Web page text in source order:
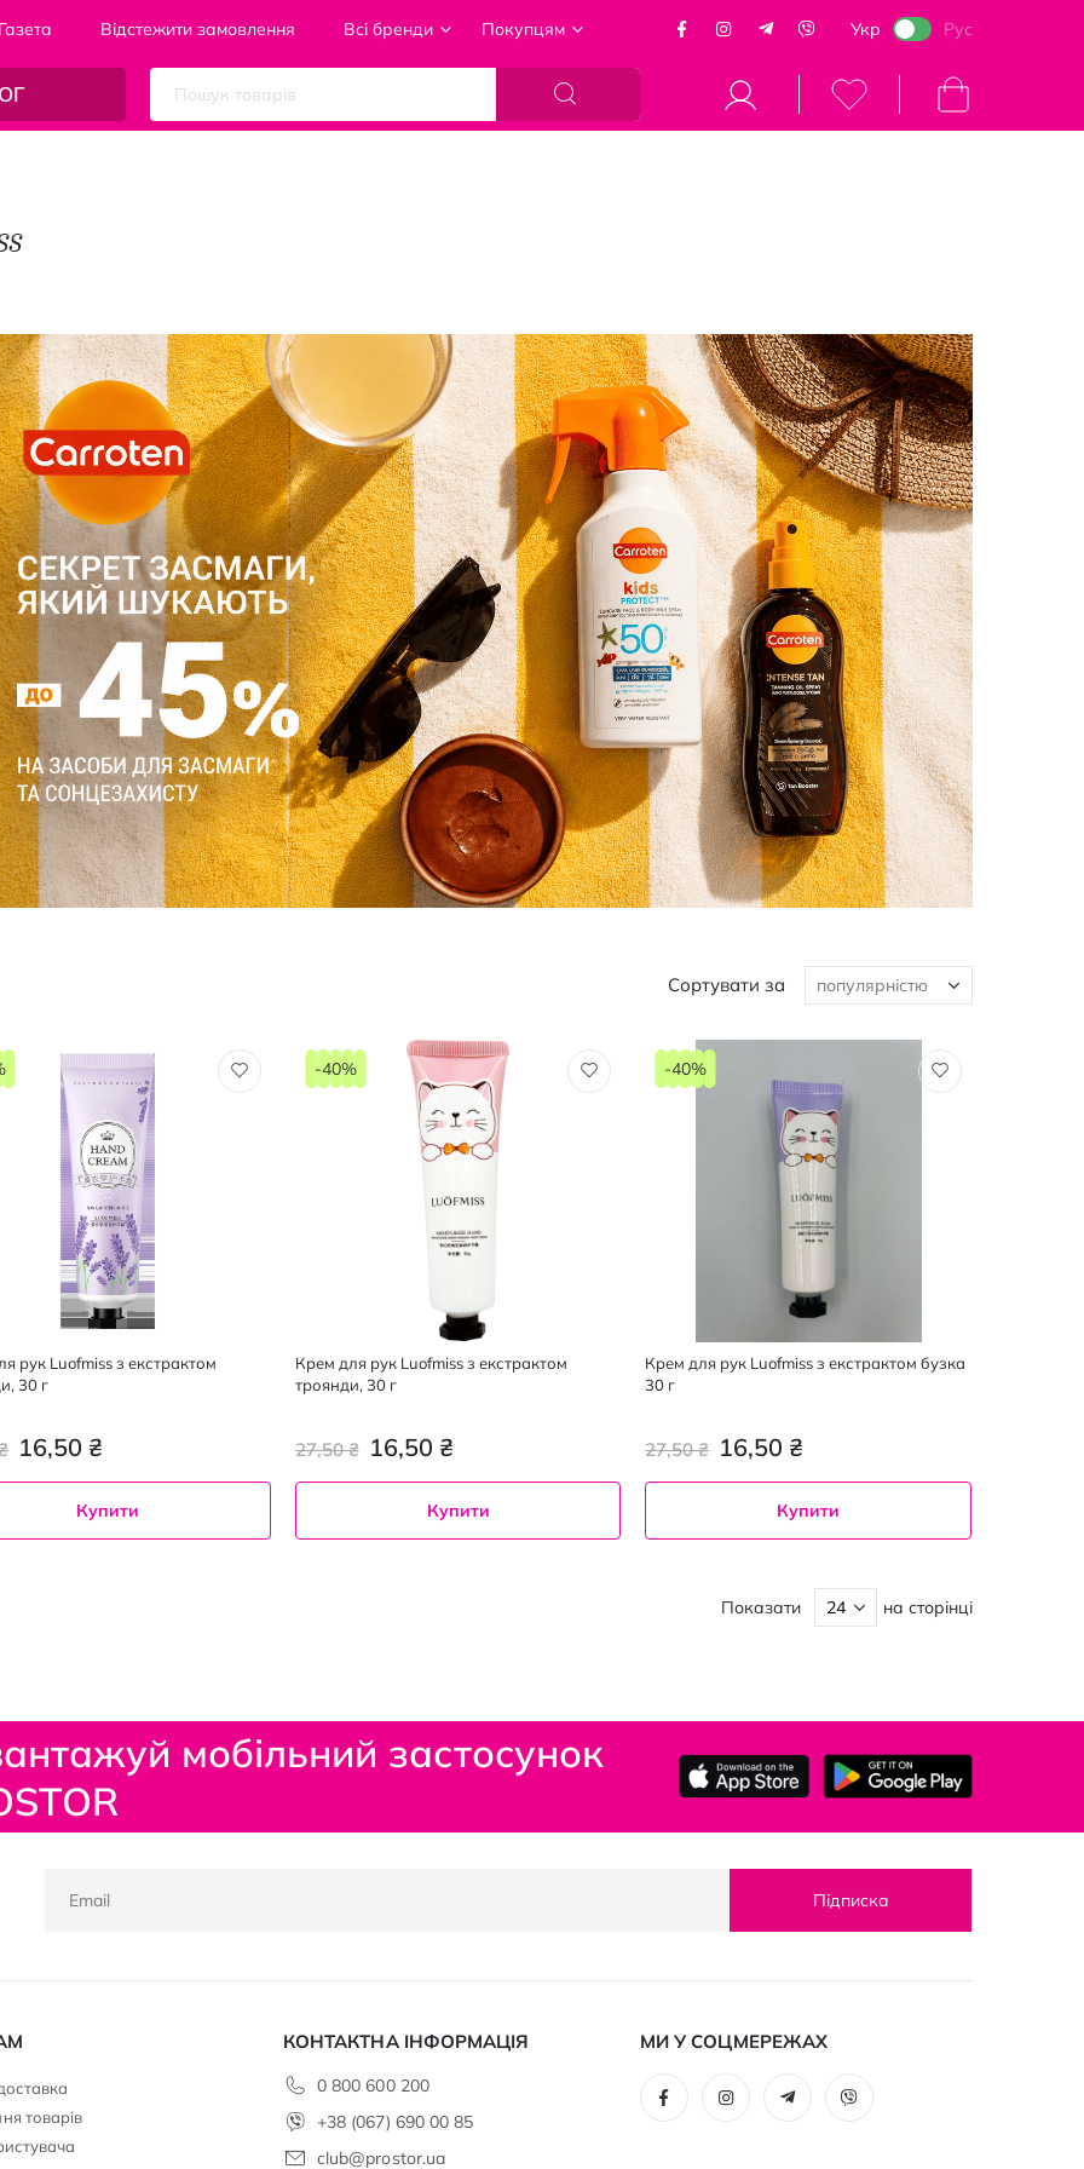
Газета Відстежити замовлення Всі бренди Покупцям Укр Рус
Кошик
Сортувати за
рук Luofmiss з екстрактом
30 г
16,50 ₴
Купити
Крем для рук Luofmiss з екстрактом
троянди, 30 г
16,50 ₴
27,50 ₴
-40%
Купити
Крем для рук Luofmiss з екстрактом бузка
30 г
16,50 ₴
27,50 ₴
-40%
Купити
Показати на сторінці
мобільний застосунок
Підписка
товарів
КОНТАКТНА ІНФОРМАЦІЯ
0 800 600 200
+38 (067) 690 00 85
club@prostor.ua
МИ У СОЦМЕРЕЖАХ